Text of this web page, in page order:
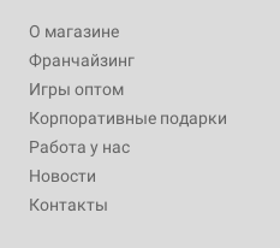
О магазине
Франчайзинг
Игры оптом
Корпоративные подарки
Работа у нас
Новости
Контакты